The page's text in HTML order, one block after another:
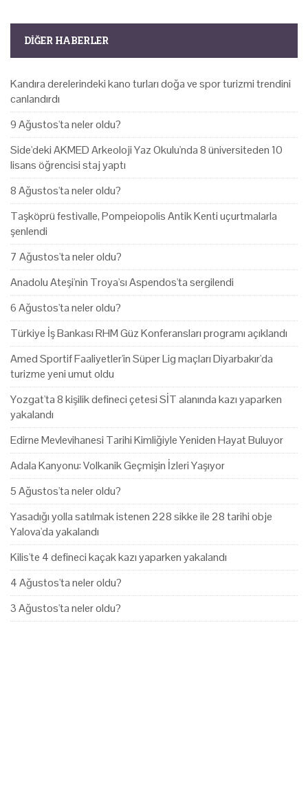
DIĞER HABERLER
Kandıra derelerindeki kano turları doğa ve spor turizmi trendini
canlandırdı
9 Ağustos'ta neler oldu?
Side'deki AKMED Arkeoloji Yaz Okulu'nda 8 üniversiteden 10
lisans öğrencisi staj yaptı
8 Ağustos'ta neler oldu?
Taşköprü festivalle, Pompeiopolis Antik Kenti uçurtmalarla
şenlendi
7 Ağustos'ta neler oldu?
Anadolu Ateşi'nin Troya'sı Aspendos'ta sergilendi
6 Ağustos'ta neler oldu?
Türkiye İş Bankası RHM Güz Konferansları programı açıklandı
Amed Sportif Faaliyetler'in Süper Lig maçları Diyarbakır'da
turizme yeni umut oldu
Yozgat'ta 8 kişilik defineci çetesi SİT alanında kazı yaparken
yakalandı
Edirne Mevlevihanesi Tarihi Kimliğiyle Yeniden Hayat Buluyor
Adala Kanyonu: Volkanik Geçmişin İzleri Yaşıyor
5 Ağustos'ta neler oldu?
Yasadığı yolla satılmak istenen 228 sikke ile 28 tarihi obje
Yalova'da yakalandı
Kilis'te 4 defineci kaçak kazı yaparken yakalandı
4 Ağustos'ta neler oldu?
3 Ağustos'ta neler oldu?